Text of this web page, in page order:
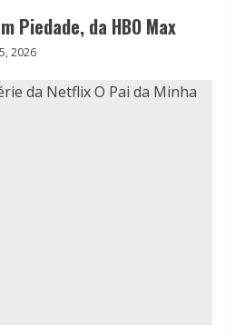
Piedade, da HBO Max
2026